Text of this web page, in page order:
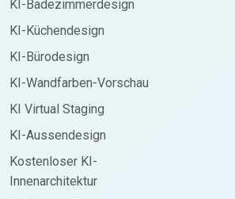
KI-Badezimmerdesign
KI-Küchendesign
KI-Bürodesign
KI-Wandfarben-Vorschau
KI Virtual Staging
KI-Aussendesign
Kostenloser KI-
Innenarchitektur